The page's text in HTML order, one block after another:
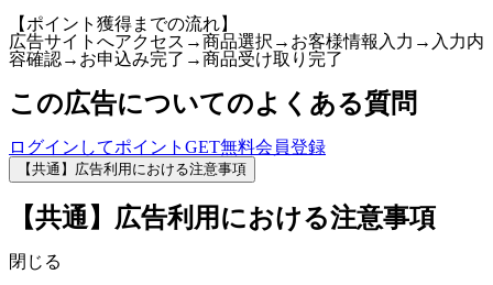
【ポイント獲得までの流れ】
広告サイトへアクセス→商品選択→お客様情報入力→入力内
容確認→お申込み完了→商品受け取り完了
この広告についてのよくある質問
ログインしてポイントGET無料会員登録
【共通】広告利用における注意事項
【共通】広告利用における注意事項
閉じる